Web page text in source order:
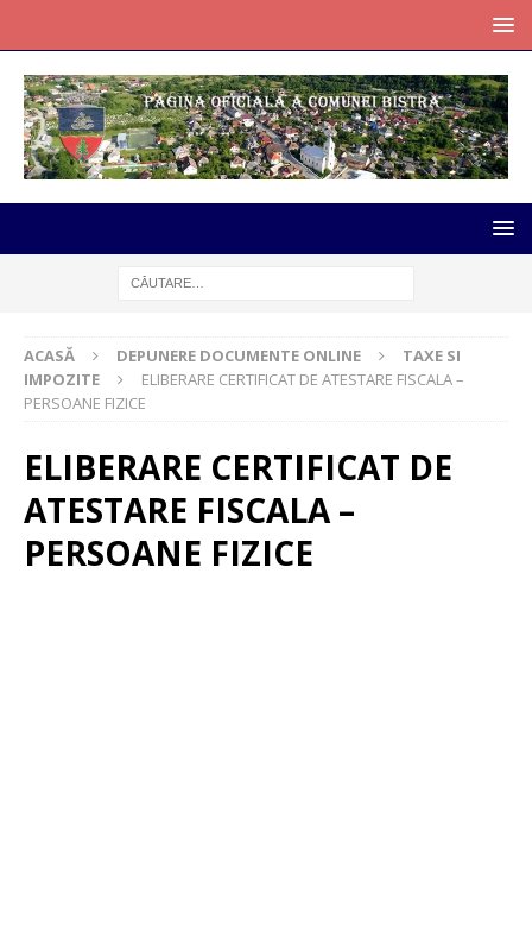
ACASĂ DEPUNERE DOCUMENTE ONLINE
TAXE SI
IMPOZITE
ELIBERARE CERTIFICAT DE ATESTARE FISCALA –
PERSOANE FIZICE
ELIBERARE CERTIFICAT DE
ATESTARE FISCALA –
PERSOANE FIZICE